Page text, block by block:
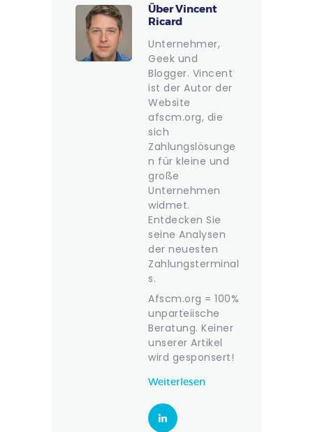
Über Vincent
Ricard
Unternehmer,
Geek und
Blogger. Vincent
ist der Autor der
Website
afscm.org, die
sich
Zahlungslösunge
n für kleine und
große
Unternehmen
widmet.
Entdecken Sie
seine Analysen
der neuesten
Zahlungsterminal
s.
Afscm.org = 100%
unparteiische
Beratung. Keiner
unserer Artikel
wird gesponsert!
Weiterlesen